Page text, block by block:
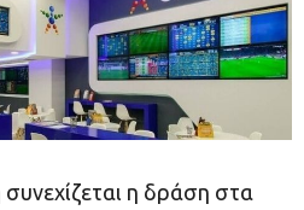
η δράση στα